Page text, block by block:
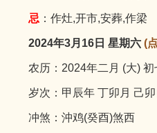
忌 ：作灶,开市,安葬,作梁
2024年3月16日 星期六 (
农历：2024年二月 (大) 初
岁次：甲辰年 丁卯月 己卯
冲煞：沖鸡(癸酉)煞西